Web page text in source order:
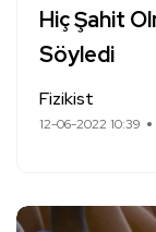
Hiç Şahit
Söyledi
Fizikist
12-06-2022 10:39